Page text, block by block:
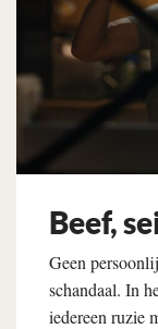
Beef,
Geen
schandaal. In
iedereen ruzie